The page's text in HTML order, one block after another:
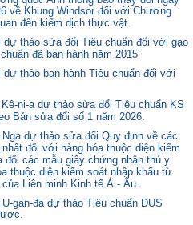
về Khung Windsor đối với Chương
đến kiểm dịch thực vật.
dự thảo sửa đổi Tiêu chuẩn đối với gạo
đã ban hành năm 2015
thảo ban hành Tiêu chuẩn đối với
ni-a dự thảo sửa đổi Tiêu chuẩn KS
Bản sửa đổi số 1 năm 2026.
dự thảo sửa đổi Quy định về các
đối với hàng hóa thuộc diện kiểm
các mẫu giấy chứng nhận thú y
thuộc diện kiểm soát nhập khẩu từ
Liên minh Kinh tế Á - Âu.
gan-đa dự thảo Tiêu chuẩn DUS